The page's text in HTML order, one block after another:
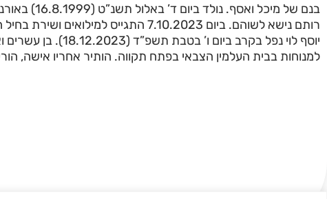
בנם של מיכל ואסף.
רותם נישא לשוהם. ביום 7.10.2023 התגייס
יוסף לוי נפל בקרב ביום ו’
למנוחות בבית העלמין הצבאי בפתח תקווה. הותיר אחריו אישה,